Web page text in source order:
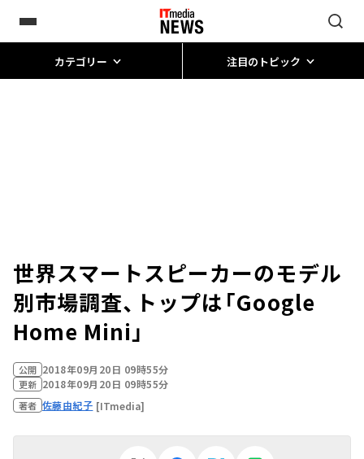
カテゴリー 注目のトピック
世界スマートスピーカーのモデル
別市場調査、トップは「Google
Home Mini」
公開 2018年09月20日 09時55分
更新 2018年09月20日 09時55分
著者 佐藤由紀子 [ITmedia]